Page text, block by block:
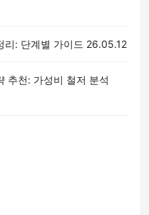
리: 단계별 가이드 26.05.12
추천: 가성비 철저 분석